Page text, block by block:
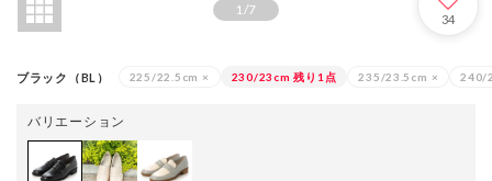
1/7
34
ブラック（BL） 225/22.5cm × 230/23cm 残り1点 235/23.5cm × 240/
バリエーション